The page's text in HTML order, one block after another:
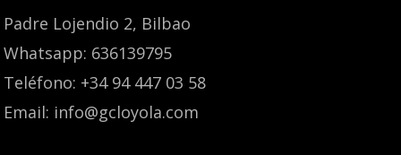
Padre Lojendio 2, Bilbao
Whatsapp: 636139795
Teléfono: +34 94 447 03 58
Email: info@gcloyola.com